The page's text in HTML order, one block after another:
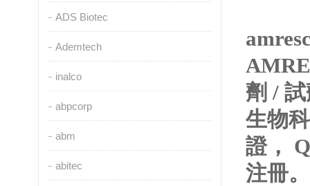
ADS Biotec
Ademtech
inalco
abpcorp
abm
abitec
劑 / 試
生物
證
注冊